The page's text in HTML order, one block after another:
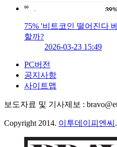
75% '비트코인 떨어진다
할까?
2026-03-23 15:49
PC버전
공지사항
사이트맵
보도자료 및 기사제보 :
Copyright 2014. 이투데이피엔씨